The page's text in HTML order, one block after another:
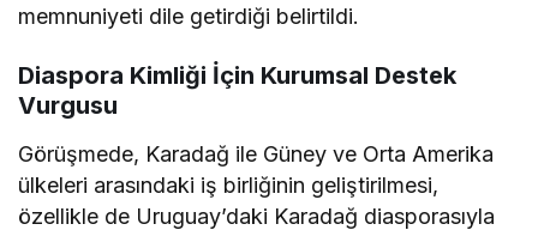
memnuniyeti dile getirdiği belirtildi.
Diaspora Kimliği İçin Kurumsal Destek
Vurgusu
Görüşmede, Karadağ ile Güney ve Orta Amerika
ülkeleri arasındaki iş birliğinin geliştirilmesi,
özellikle de Uruguay’daki Karadağ diasporasıyla